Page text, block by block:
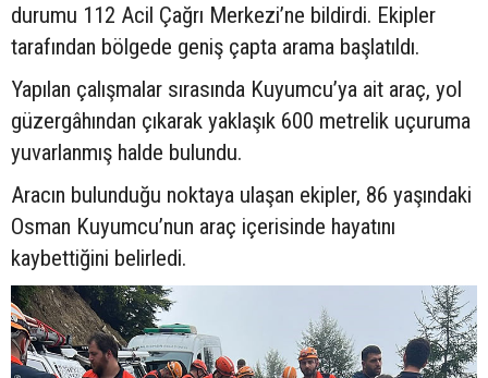
durumu 112 Acil Çağrı Merkezi’ne bildirdi. Ekipler
tarafından bölgede geniş çapta arama başlatıldı.
Yapılan çalışmalar sırasında Kuyumcu’ya ait araç, yol
güzergâhından çıkarak yaklaşık 600 metrelik uçuruma
yuvarlanmış halde bulundu.
Aracın bulunduğu noktaya ulaşan ekipler, 86 yaşındaki
Osman Kuyumcu’nun araç içerisinde hayatını
kaybettiğini belirledi.